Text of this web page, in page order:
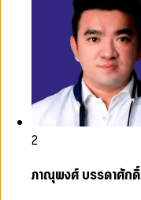
2
ภาณุพงศ์ บรรดาศักดิ์